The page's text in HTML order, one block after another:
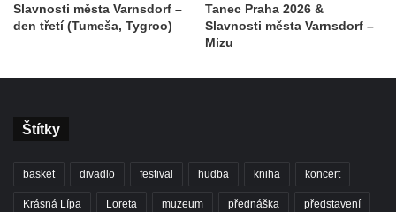
Slavnosti města Varnsdorf –
den třetí (Tumeša, Tygroo)
Tanec Praha 2026 &
Slavnosti města Varnsdorf –
Mizu
Štítky
basket divadlo festival hudba kniha koncert
Krásná Lípa Loreta muzeum přednáška představení